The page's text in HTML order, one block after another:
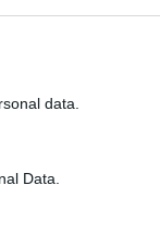
data.
Data.